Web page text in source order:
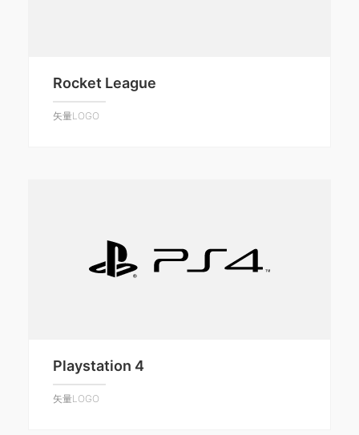
Rocket League
矢量LOGO
Playstation 4
矢量LOGO